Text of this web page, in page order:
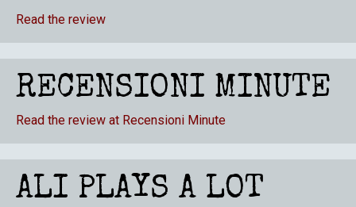
Read the review
RECENSIONI MINUTE
Read the review at Recensioni Minute
ALI PLAYS A LOT